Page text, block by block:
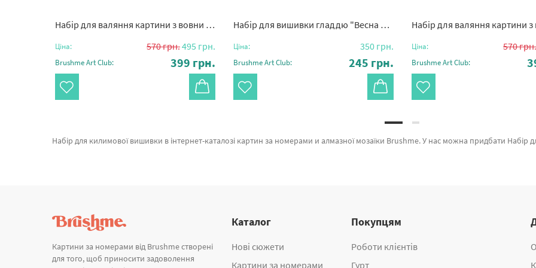
Набір для валяння картини з вовни “Прованський ранок”
Ціна: 570грн.495 грн.
Brushme Art Club: 399 грн.
Набір для вишивки гладдю "Весна біля дому"
Ціна: 350 грн.
Brushme Art Club: 245 грн.
Набір для валяння картини з вовни “Зимовий
Ціна: 570грн.
Brushme Art Club:
Набір для килимової вишивки в інтернет-каталозі картин за номерами и алмазної мозаїки Brushme. У нас можна придбати Набір для створення килимової вишивки "Лавандове поле" від лідируючого виробника Brushme який порадує авторським підходом. Кожен продукт категорії «Набори для творчості DIY» зроблено з любов'ю. Набір для створення килимової вишивки, Набір для створення килимової вишивки "Місце спокою" и Набір для створення килимової вишивки "Гра форм" а также професійних
Картини за номерами від Brushme створені
для того, щоб приносити задоволення
Каталог
Нові сюжети
Картини за номерами
Покупцям
Роботи клієнтів
Гурт